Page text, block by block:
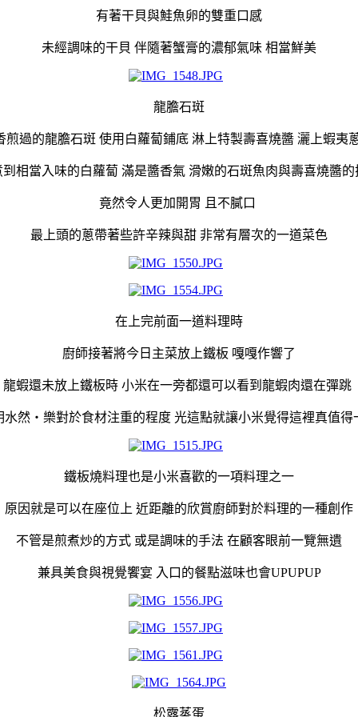
有著干貝與鮭魚卵的雙重口感
未經調味的干貝 伴隨著蟹膏的濃郁氣味 相當鮮美
龍膽石斑
煎過的龍膽石斑 使用白蘿蔔鋪底 淋上特製壽喜燒醬 灑上蝦夷
到相當入味的白蘿蔔 滿是醬香氣 滑嫩的石斑魚肉與壽喜燒醬的
竟然令人更加開胃 且不膩口
最上頭的蔥帶著些許辛辣與甜 非常有層次的一道菜色
在上完前面一道料理時
廚師接著將今日主菜放上鐵板 嘎嘎作響了
龍蝦還未放上鐵板時 小米在一旁都還可以看到龍蝦肉還在彈跳
水然・樂對於食材注重的程度 光這點就讓小米覺得這裡真值得
鐵板燒料理也是小米喜歡的一項料理之一
原因就是可以在座位上 近距離的欣賞廚師對於料理的一種創作
不管是煎煮炒的方式 或是調味的手法 在顧客眼前一覽無遺
兼具美食與視覺饗宴 入口的餐點滋味也會UPUPUP
松露蒸蛋